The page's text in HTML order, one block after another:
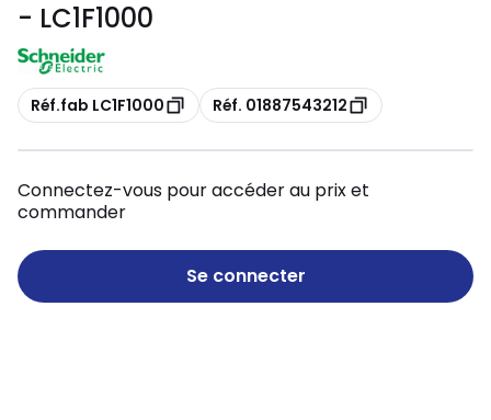
- LC1F1000
Copie
Réf.fab LC1F1000 Copie
Réf. 01887543212
Connectez-vous pour accéder au prix et
commander
Se connecter